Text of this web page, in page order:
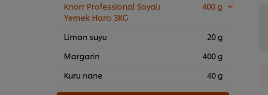
Knorr Professional Soyalı
Yemek Harcı 3KG
400 g
Limon suyu
20 g
Margarin
400 g
Kuru nane
40 g